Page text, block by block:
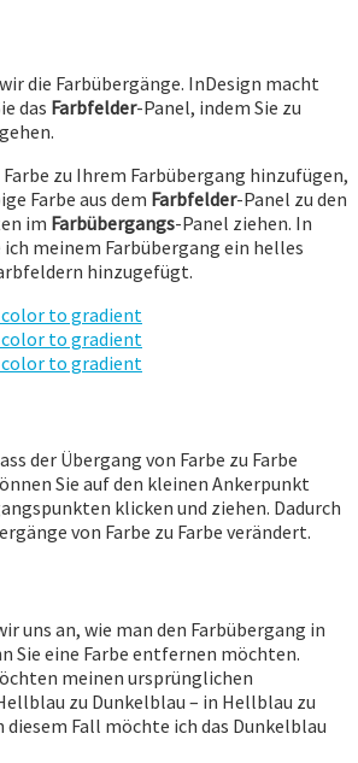
die Farbübergänge. InDesign macht
das Farbfelder-Panel, indem Sie zu
zu Ihrem Farbübergang hinzufügen,
Farbe aus dem Farbfelder-Panel zu den
im Farbübergangs-Panel ziehen. In
meinem Farbübergang ein helles
hinzugefügt.
der Übergang von Farbe zu Farbe
Sie auf den kleinen Ankerpunkt
klicken und ziehen. Dadurch
von Farbe zu Farbe verändert.
uns an, wie man den Farbübergang in
Sie eine Farbe entfernen möchten.
meinen ursprünglichen
zu Dunkelblau – in Hellblau zu
Fall möchte ich das Dunkelblau